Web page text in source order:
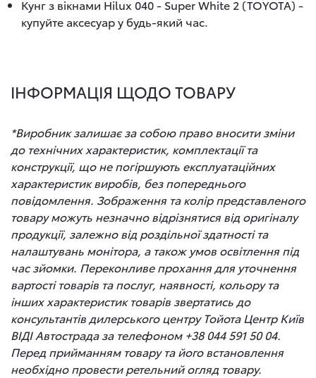
Кунг з вікнами Hilux 040 - Super White 2 (TOYOTA) -
купуйте аксесуар у будь-який час.
ІНФОРМАЦІЯ ЩОДО ТОВАРУ
*Виробник залишає за собою право вносити зміни
до технічних характеристик, комплектації та
конструкції, що не погіршують експлуатаційних
характеристик виробів, без попереднього
повідомлення. Зображення та колір представленого
товару можуть незначно відрізнятися від оригіналу
продукції, залежно від роздільної здатності та
налаштувань монітора, а також умов освітлення під
час зйомки. Переконливе прохання для уточнення
вартості товарів та послуг, наявності, кольору та
інших характеристик товарів звертатись до
консультантів дилерського центру Тойота Центр Київ
ВІДІ Автострада за телефоном +38 044 591 50 04.
Перед прийманням товару та його встановлення
необхідно провести ретельний огляд товару.